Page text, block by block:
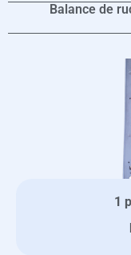
Balance de
1